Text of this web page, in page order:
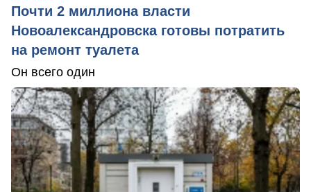
Почти 2 миллиона власти
Новоалександровска готовы потратить
на ремонт туалета
Он всего один